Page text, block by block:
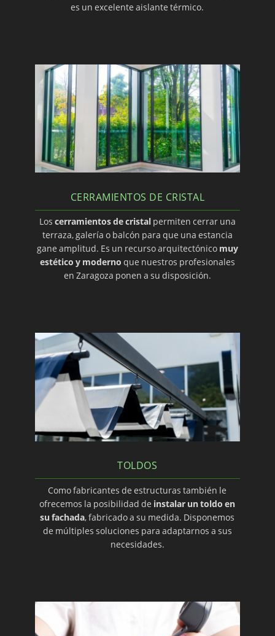
es un excelente aislante térmico.
CERRAMIENTOS DE CRISTAL
Los cerramientos de cristalpermiten cerrar una
terraza, galería o balcón para que una estancia
gane amplitud. Es un recurso arquitectónico muy
estético y moderno que nuestros profesionales
en Zaragoza ponen a su disposición.
TOLDOS
Como fabricantes de estructuras también le
ofrecemos la posibilidad de instalar un toldo en
su fachada, fabricado a su medida. Disponemos
de múltiples soluciones para adaptarnos a sus
necesidades.